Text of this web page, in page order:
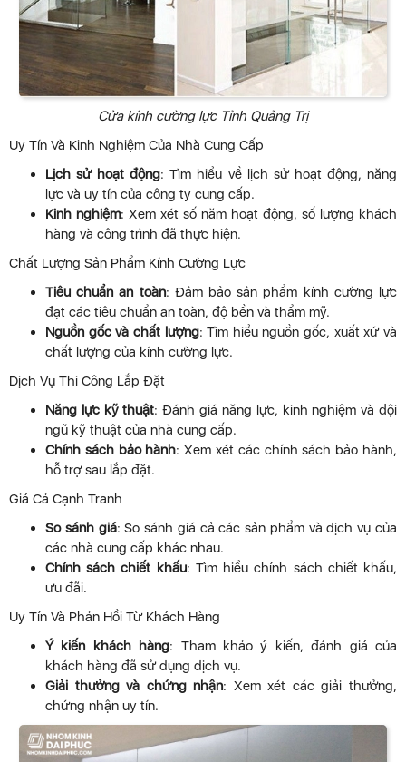
Cửa kính cường lực Tỉnh Quảng Trị
Uy Tín Và Kinh Nghiệm Của Nhà Cung Cấp
Lịch sử hoạt động: Tìm hiểu về lịch sử hoạt động, năng
lực và uy tín của công ty cung cấp.
Kinh nghiệm: Xem xét số năm hoạt động, số lượng khách
hàng và công trình đã thực hiện.
Chất Lượng Sản Phẩm Kính Cường Lực
Tiêu chuẩn an toàn: Đảm bảo sản phẩm kính cường lực
đạt các tiêu chuẩn an toàn, độ bền và thẩm mỹ.
Nguồn gốc và chất lượng: Tìm hiểu nguồn gốc, xuất xứ và
chất lượng của kính cường lực.
Dịch Vụ Thi Công Lắp Đặt
Năng lực kỹ thuật: Đánh giá năng lực, kinh nghiệm và đội
ngũ kỹ thuật của nhà cung cấp.
Chính sách bảo hành: Xem xét các chính sách bảo hành,
hỗ trợ sau lắp đặt.
Giá Cả Cạnh Tranh
So sánh giá: So sánh giá cả các sản phẩm và dịch vụ của
các nhà cung cấp khác nhau.
Chính sách chiết khấu: Tìm hiểu chính sách chiết khấu,
ưu đãi.
Uy Tín Và Phản Hồi Từ Khách Hàng
Ý kiến khách hàng: Tham khảo ý kiến, đánh giá của
khách hàng đã sử dụng dịch vụ.
Giải thưởng và chứng nhận: Xem xét các giải thưởng,
chứng nhận uy tín.